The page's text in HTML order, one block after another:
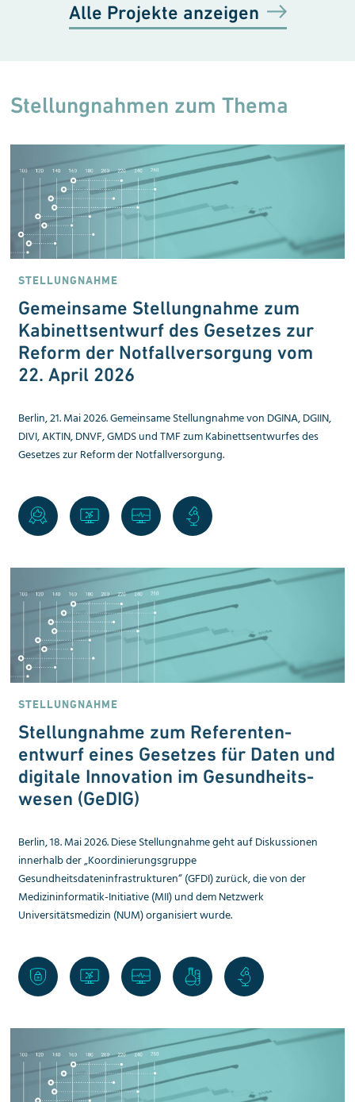
Alle Projekte anzeigen
Stellungnahmen zum Thema
STELLUNGNAHME
Gemeinsame Stellungnahme zum
Kabinettsentwurf des Gesetzes zur
Reform der Notfallversorgung vom
22. April 2026
Berlin, 21. Mai 2026. Gemeinsame Stellungnahme von DGINA, DGIIN,
DIVI, AKTIN, DNVF, GMDS und TMF zum Kabinettsentwurfes des
Gesetzes zur Reform der Notfallversorgung.
STELLUNGNAHME
Stellungnahme zum Referenten­
entwurf eines Gesetzes für Daten und
digitale Innovation im Gesundheits­
wesen (GeDIG)
Berlin, 18. Mai 2026. Diese Stellungnahme geht auf Diskussionen
innerhalb der „Koordinierungsgruppe
Gesundheitsdateninfrastrukturen“ (GFDI) zurück, die von der
Medizininformatik-Initiative (MII) und dem Netzwerk
Universitätsmedizin (NUM) organisiert wurde.